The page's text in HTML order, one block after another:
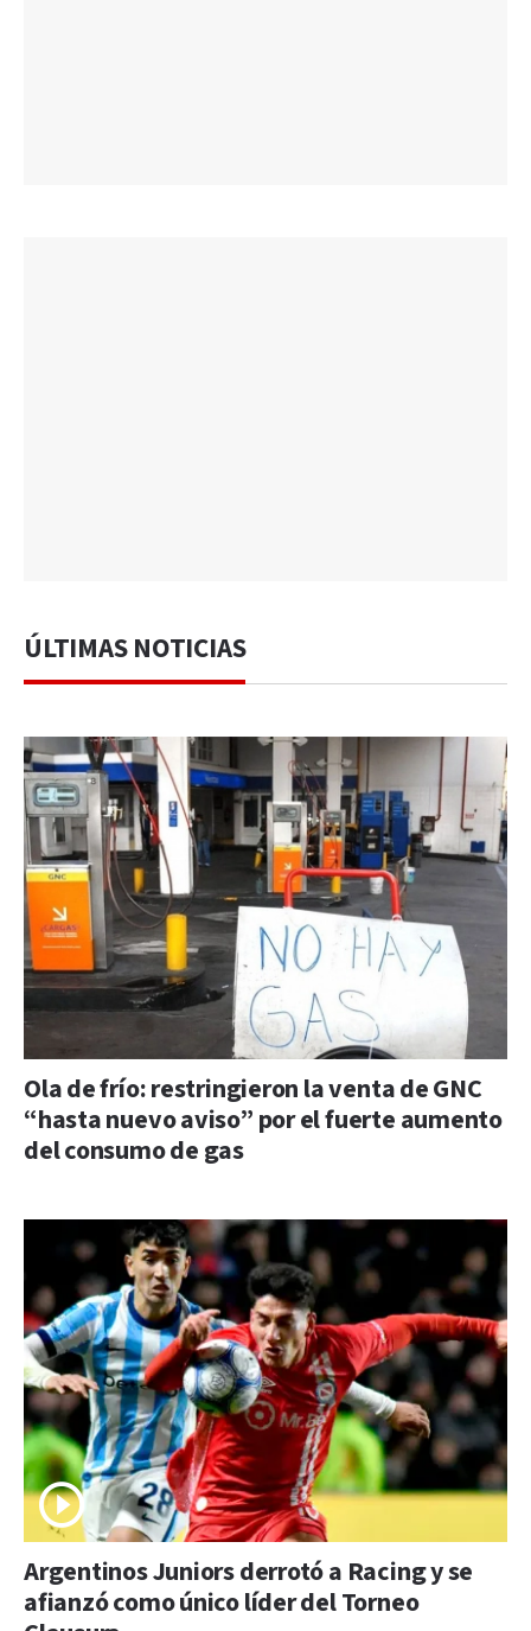
ÚLTIMAS NOTICIAS
Ola de frío: restringieron la venta de GNC
“hasta nuevo aviso” por el fuerte aumento
del consumo de gas
Argentinos Juniors derrotó a Racing y se
afianzó como único líder del Torneo